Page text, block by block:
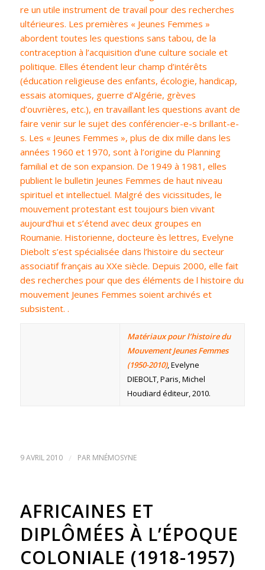
re un utile instrument de travail pour des recherches
ultérieures. Les premières « Jeunes Femmes »
abordent toutes les questions sans tabou, de la
contraception à l’acquisition d’une culture sociale et
politique. Elles étendent leur champ d’intérêts
(éducation religieuse des enfants, écologie, handicap,
essais atomiques, guerre d’Algérie, grèves
d’ouvrières, etc.), en travaillant les questions avant de
faire venir sur le sujet des conférencier-e-s brillant-e-
s. Les « Jeunes Femmes », plus de dix mille dans les
années 1960 et 1970, sont à l’origine du Planning
familial et de son expansion. De 1949 à 1981, elles
publient le bulletin Jeunes Femmes de haut niveau
spirituel et intellectuel. Malgré des vicissitudes, le
mouvement protestant est toujours bien vivant
aujourd’hui et s’étend avec deux groupes en
Roumanie. Historienne, docteure ès lettres, Evelyne
Diebolt s’est spécialisée dans l’histoire du secteur
associatif français au XXe siècle. Depuis 2000, elle fait
des recherches pour que des éléments de l histoire du
mouvement Jeunes Femmes soient archivés et
subsistent. .
Matériaux pour l’histoire du
Mouvement Jeunes Femmes
(1950-2010), Evelyne
DIEBOLT, Paris, Michel
Houdiard éditeur, 2010.
9 AVRIL 2010 / PAR MNÉMOSYNE
AFRICAINES ET
DIPLÔMÉES À L’ÉPOQUE
COLONIALE (1918-1957)